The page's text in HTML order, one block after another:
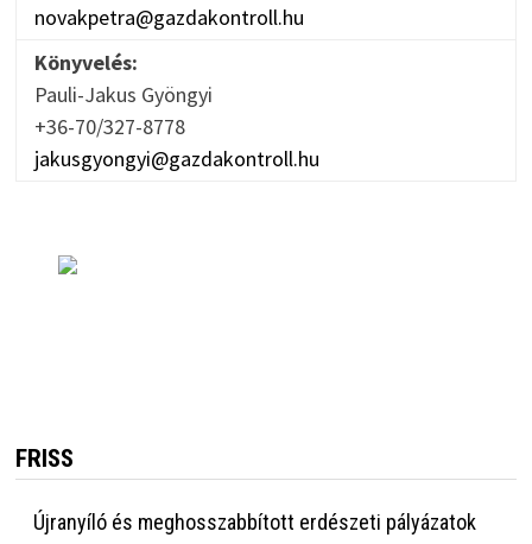
novakpetra@gazdakontroll.hu
Könyvelés:
Pauli-Jakus Gyöngyi
+36-70/327-8778
jakusgyongyi@gazdakontroll.hu
FRISS
Újranyíló és meghosszabbított erdészeti pályázatok